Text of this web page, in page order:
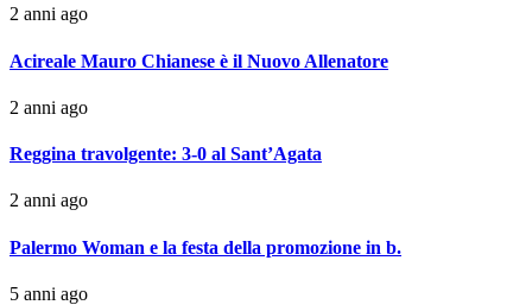
2 anni ago
Acireale Mauro Chianese è il Nuovo Allenatore
2 anni ago
Reggina travolgente: 3-0 al Sant’Agata
2 anni ago
Palermo Woman e la festa della promozione in b.
5 anni ago